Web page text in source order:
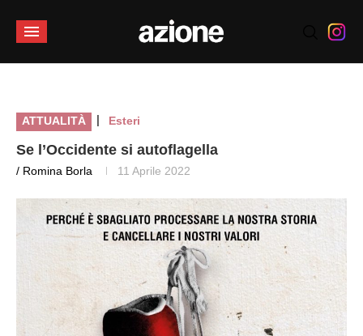
ATTUALITÀ | Esteri
Se l’Occidente si autoflagella
/ Romina Borla 11 Aprile 2022